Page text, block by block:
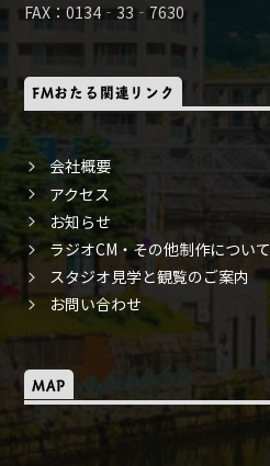
FAX：0134‐33‐7630
FMおたる関連リンク
会社概要
アクセス
お知らせ
ラジオCM・その他制作について
スタジオ見学と観覧のご案内
お問い合わせ
MAP